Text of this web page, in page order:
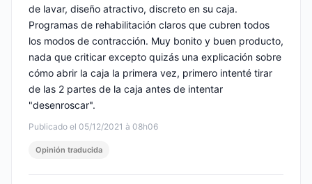
Publicado el 05/12/2021 à 08h06
de lavar, diseño atractivo, discreto en su caja.
Programas de rehabilitación claros que cubren todos
los modos de contracción. Muy bonito y buen producto,
nada que criticar excepto quizás una explicación sobre
cómo abrir la caja la primera vez, primero intenté tirar
de las 2 partes de la caja antes de intentar
"desenroscar".
Opinión traducida